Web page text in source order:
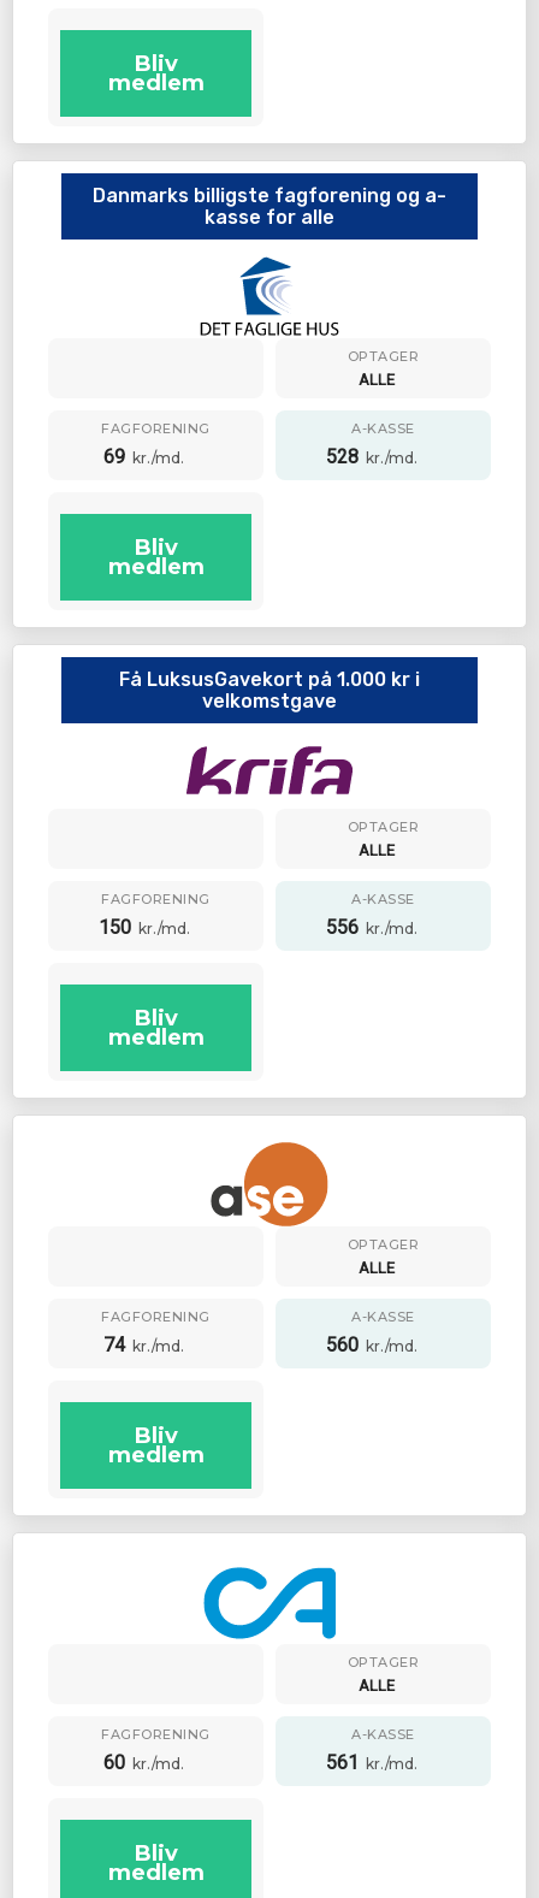
Bliv
medlem
Danmarks billigste fagforening og a-
kasse for alle
OPTAGER
ALLE
FAGFORENING
69 kr./md.
A-KASSE
528 kr./md.
Bliv
medlem
Få LuksusGavekort på 1.000 kr i
velkomstgave
OPTAGER
ALLE
FAGFORENING
150 kr./md.
A-KASSE
556 kr./md.
Bliv
medlem
OPTAGER
ALLE
FAGFORENING
74 kr./md.
A-KASSE
560 kr./md.
Bliv
medlem
OPTAGER
ALLE
FAGFORENING
60 kr./md.
A-KASSE
561 kr./md.
Bliv
medlem